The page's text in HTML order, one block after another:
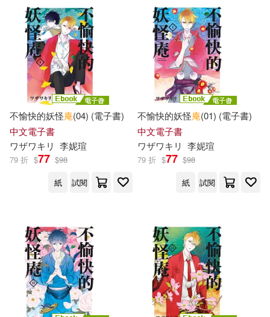
白日夢(1) 白澤ADULT(1)
童亮(1)
紀大偉(1) 編集工坊桃庵(1)
艾倫．羅森柏格、克莉絲蒂．高
登、理察．Ａ．耐克、(1)
范春琦(1) 葛鍾琦(1)
蘇珊．派特隆(1) 許汝紘(1)
賈琦(1) 辛西亞．洛德(1)
華滋出版(1)
貴州人民出版社(1) 買動漫(1)
邀月文化(1)
陝西人民出版社(1)
陝西師範大學出版社(1)
首都師範大學出版社(1)
騷耳(1) 鳳凰出版社(1)
黎明文化(1)
不愉快的妖怪庵(04) (電子書)
中文電子書
ワザワキリ 李妮瑄
79 折 $77 $98
紙
試閱
不愉快的妖怪庵(01) (電子書)
中文電子書
ワザワキリ 李妮瑄
79 折 $77 $98
紙
試閱